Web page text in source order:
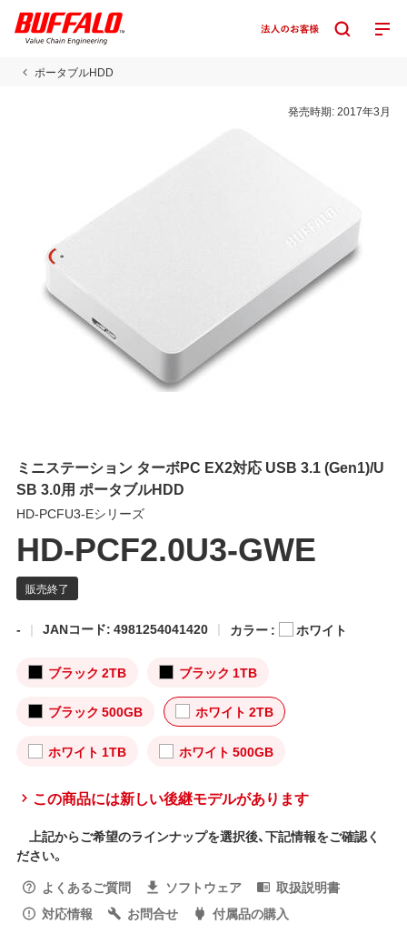
ポータブルHDD
発売時期:2017年3月
ミニステーション ターボPC EX2対応 USB 3.1 (Gen1)/U
SB 3.0用 ポータブルHDD
HD-PCFU3-Eシリーズ
HD-PCF2.0U3-GWE
- JANコード: 4981254041420 カラー : ホワイト
ブラック 2TB ブラック 1TB
ブラック 500GB ホワイト 2TB
ホワイト 1TB ホワイト 500GB
この商品には新しい後継モデルがあります
上記からご希望のラインナップを選択後、下記情報をご確認く
ださい。
よくあるご質問
ソフトウェア
取扱説明書
対応情報
お問合せ 付属品の購入